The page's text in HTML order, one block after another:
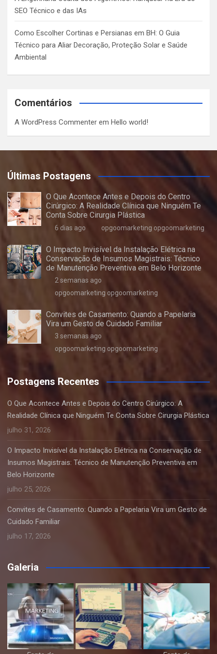
SEO Técnico e das IAs
Como Escolher Cortinas e Persianas em BH: O Guia
Técnico para Aliar Decoração, Proteção Solar e Saúde
Ambiental
Comentários
A WordPress Commenter em Hello world!
Últimas Postagens
O Que Acontece Antes e Depois do Centro
Cirúrgico: A Realidade Clínica que Ninguém Te
Conta Sobre Cirurgia Plástica
6 dias ago opgoomarketing opgoomarketing
O Impacto Invisível da Instalação Elétrica na
Conservação de Insumos Magistrais: Técnico
de Manutenção Preventiva em Belo Horizonte
2 semanas ago
opgoomarketing opgoomarketing
Convites de Casamento: Quando a Papelaria
Vira um Gesto de Cuidado Familiar
3 semanas ago
opgoomarketing opgoomarketing
Postagens Recentes
O Que Acontece Antes e Depois do Centro Cirúrgico: A
Realidade Clínica que Ninguém Te Conta Sobre Cirurgia Plástica
julho 31, 2026
O Impacto Invisível da Instalação Elétrica na Conservação de
Insumos Magistrais: Técnico de Manutenção Preventiva em
Belo Horizonte
julho 25, 2026
Convites de Casamento: Quando a Papelaria Vira um Gesto de
Cuidado Familiar
julho 17, 2026
Galeria